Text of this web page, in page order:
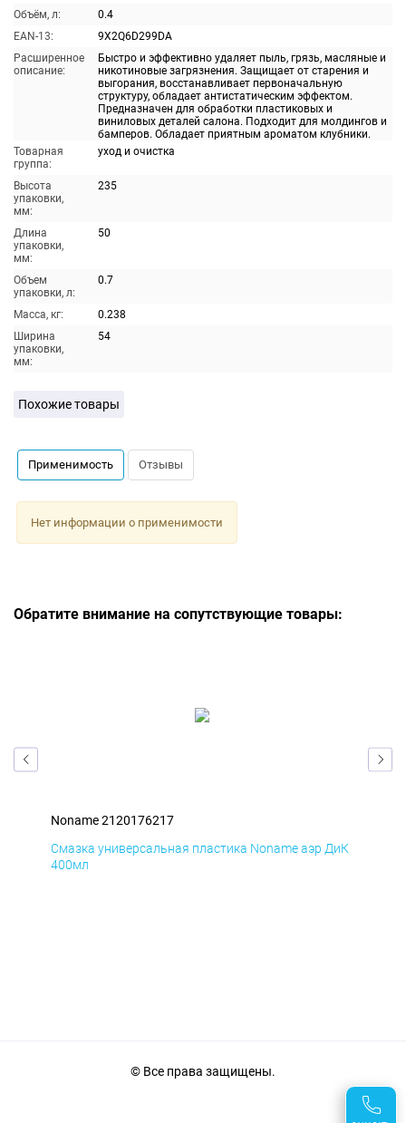
Объём, л:
0.4
EAN-13:
9X2Q6D299DA
Расширенное
описание:
Быстро и эффективно удаляет пыль, грязь, масляные и
никотиновые загрязнения. Защищает от старения и
выгорания, восстанавливает первоначальную
структуру, обладает антистатическим эффектом.
Предназначен для обработки пластиковых и
виниловых деталей салона. Подходит для молдингов и
бамперов. Обладает приятным ароматом клубники.
Товарная
группа:
уход и очистка
Высота
упаковки,
мм:
235
Длина
упаковки,
мм:
50
Объем
упаковки, л:
0.7
Масса, кг:
0.238
Ширина
упаковки,
мм:
54
Похожие товары
Применимость Отзывы
Нет информации о применимости
Обратите внимание на сопутствующие товары:
Noname 2120176217
Смазка универсальная пластика Noname аэр ДиК
400мл
© Все права защищены.